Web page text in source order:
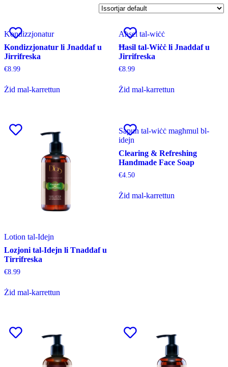
Kondizzjonatur
Kondizzjonatur li Jnaddaf u
Jirrifreska
€8.99
Żid mal-karrettun
Aħsel tal-wiċċ
Ħasil tal-Wiċċ li Jnaddaf u
Jirrifreska
€8.99
Żid mal-karrettun
Lotion tal-Idejn
Lozjoni tal-Idejn li Tnaddaf u
Tirrifreska
€8.99
Żid mal-karrettun
Sapun tal-wiċċ magħmul bl-
idejn
Clearing & Refreshing
Handmade Face Soap
€4.50
Żid mal-karrettun